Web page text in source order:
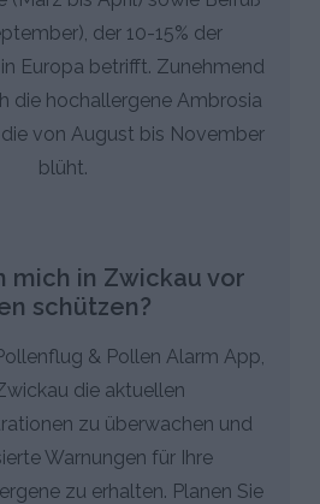
der 10-15% der
Europa betrifft. Zunehmend
die hochallergene Ambrosia
die von August bis November
blüht.
mich in Zwickau vor
schützen?
& Pollen Alarm App,
die aktuellen
zu überwachen und
Warnungen für Ihre
zu erhalten. Planen Sie